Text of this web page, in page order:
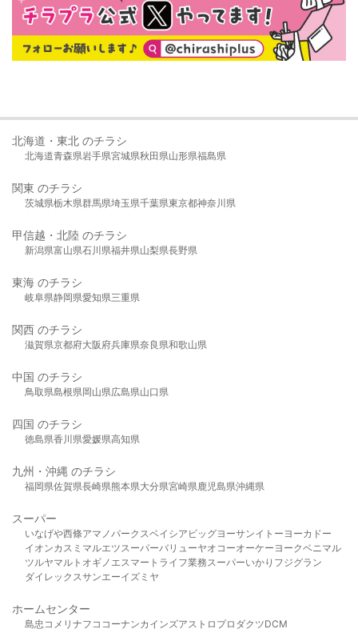
北海道・東北 のチラシ
北海道青森県岩手県宮城県秋田県山形県福島県
関東 のチラシ
茨城県栃木県群馬県埼玉県千葉県東京都神奈川県
甲信越・北陸 のチラシ
新潟県富山県石川県福井県山梨県長野県
東海 のチラシ
岐阜県静岡県愛知県三重県
関西 のチラシ
滋賀県京都府大阪府兵庫県奈良県和歌山県
中国 のチラシ
鳥取県島根県岡山県広島県山口県
四国 のチラシ
徳島県香川県愛媛県高知県
九州・沖縄 のチラシ
福岡県佐賀県長崎県熊本県大分県宮崎県鹿児島県沖縄県
スーパー
いなげや西條アマノパークスベイシア ビッグヨーサンイトーヨーカドー
イオンカスミ マルエツスーパーバリューヤオコーオーケー ヨークベニマル
ツルヤマルト オギノ エスマート ライフ業務スーパーいかり フジグラン
ダイレックスサンエーイズミヤ
ホームセンター
島忠 コメリ ナフコ コーナンカインズアストロプロダクツDCM